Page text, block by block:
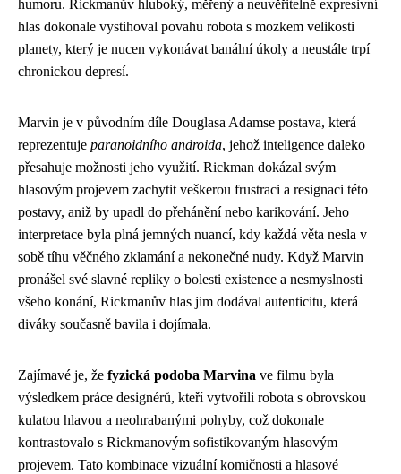
humoru. Rickmanův hluboký, měřený a neuvěřitelně expresivní
hlas dokonale vystihoval povahu robota s mozkem velikosti
planety, který je nucen vykonávat banální úkoly a neustále trpí
chronickou depresí.
Marvin je v původním díle Douglasa Adamse postava, která
reprezentuje paranoidního androida, jehož inteligence daleko
přesahuje možnosti jeho využití. Rickman dokázal svým
hlasovým projevem zachytit veškerou frustraci a resignaci této
postavy, aniž by upadl do přehánění nebo karikování. Jeho
interpretace byla plná jemných nuancí, kdy každá věta nesla v
sobě tíhu věčného zklamání a nekonečné nudy. Když Marvin
pronášel své slavné repliky o bolesti existence a nesmyslnosti
všeho konání, Rickmanův hlas jim dodával autenticitu, která
diváky současně bavila i dojímala.
Zajímavé je, že fyzická podoba Marvina ve filmu byla
výsledkem práce designérů, kteří vytvořili robota s obrovskou
kulatou hlavou a neohrabanými pohyby, což dokonale
kontrastovalo s Rickmanovým sofistikovaným hlasovým
projevem. Tato kombinace vizuální komičnosti a hlasové